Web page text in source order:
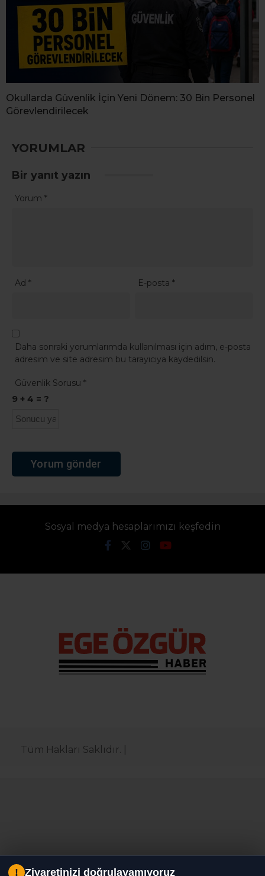
Okullarda Güvenlik İçin Yeni Dönem: 30 Bin Personel
Görevlendirilecek
YORUMLAR
Bir yanıt yazın
Yorum *
Ad * E-posta*
Daha sonraki yorumlarımda kullanılması için adım, e-posta
adresim ve site adresim bu tarayıcıya kaydedilsin.
Güvenlik Sorusu *
9 + 4 = ?
Sosyal medya hesaplarımızı keşfedin
Tüm Hakları Saklıdır. |
! Ziyaretinizi doğrulayamıyoruz